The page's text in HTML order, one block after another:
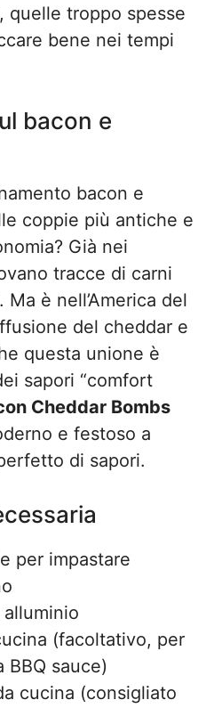
troppo spesse
bene nei tempi
bacon e
bacon e
coppie più antiche e
Già nei
tracce di carni
è nell’America del
del cheddar e
questa unione è
sapori “comfort
Cheddar Bombs
e festoso a
di sapori.
per impastare
(facoltativo, per
BBQ sauce)
cucina (consigliato